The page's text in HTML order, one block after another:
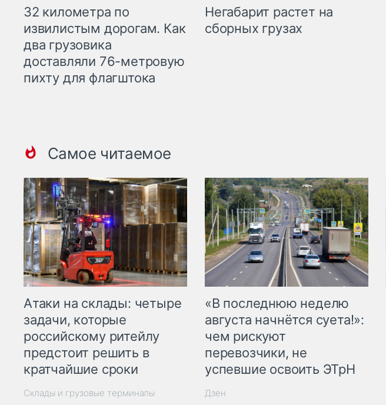
32 километра по
извилистым дорогам. Как
два грузовика
доставляли 76-метровую
пихту для флагштока
Негабарит растет на
сборных грузах
Самое читаемое
Атаки на склады: четыре
задачи, которые
российскому ритейлу
предстоит решить в
кратчайшие сроки
Склады и грузовые терминалы
«В последнюю неделю
августа начнётся суета!»:
чем рискуют
перевозчики, не
успевшие освоить ЭТрН
Дзен